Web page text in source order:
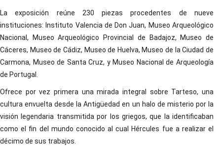
La exposición reúne 230 piezas procedentes de nueve
instituciones: Instituto Valencia de Don Juan, Museo Arqueológico
Nacional, Museo Arqueológico Provincial de Badajoz, Museo de
Cáceres, Museo de Cádiz, Museo de Huelva, Museo de la Ciudad de
Carmona, Museo de Santa Cruz, y Museo Nacional de Arqueología
de Portugal.
Ofrece por vez primera una mirada integral sobre Tarteso, una
cultura envuelta desde la Antigüedad en un halo de misterio por la
visión legendaria transmitida por los griegos, que la identificaban
como el fin del mundo conocido al cual Hércules fue a realizar el
décimo de sus trabajos.